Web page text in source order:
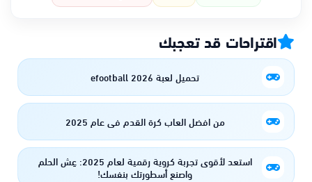
اقتراحات قد تعجبك
تحميل لعبة efootball 2026
من افضل العاب كرة القدم فى عام 2025
استعد لأقوى تجربة كروية رقمية لعام 2025: عِش الحلم
واصنع أسطورتك بنفسك!